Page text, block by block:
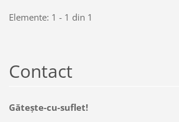
Elemente: 1 - 1 din 1
Contact
Găteşte-cu-suflet!